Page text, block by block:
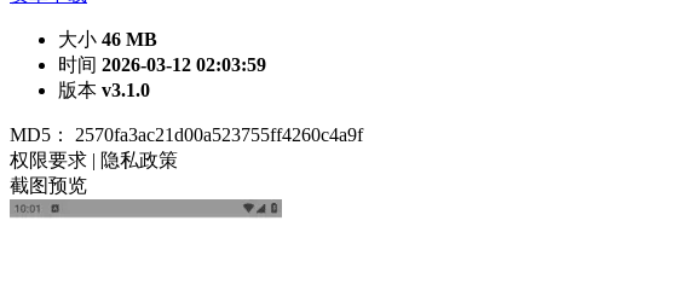
大小 46 MB
时间 2026-03-12 02:03:59
版本 v3.1.0
MD5： 2570fa3ac21d00a523755ff4260c4a9f
权限要求 | 隐私政策
截图预览